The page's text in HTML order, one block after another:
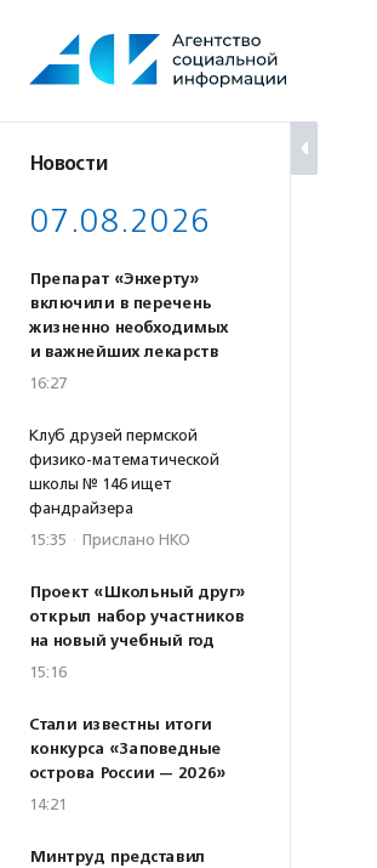
содержанию
Новости
07.08.2026
Препарат «Энхерту»
включили в перечень
жизненно необходимых
и важнейших лекарств
16:27
Клуб друзей пермской
физико-математической
школы № 146 ищет
фандрайзера
15:35 · Прислано НКО
Проект «Школьный друг»
открыл набор участников
на новый учебный год
15:16
Стали известны итоги
конкурса «Заповедные
острова России — 2026»
14:21
Минтруд представил